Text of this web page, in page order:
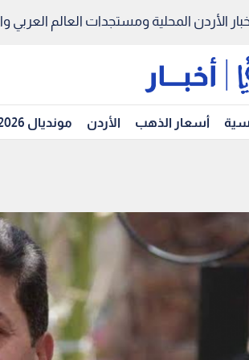
الأردن المحلية ومستجدات العالم العربي
أسعار الذهب الأردن مونديال 2026